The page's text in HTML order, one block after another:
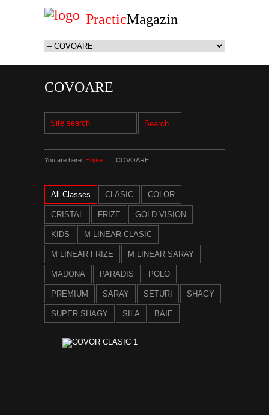
PracticMagazin
COVOARE
You are here: Home COVOARE
All Classes CLASIC COLOR
CRISTAL FRIZE GOLD VISION
KIDS M LINEAR CLASIC
M LINEAR FRIZE M LINEAR SARAY
MADONA PARADIS POLO
PREMIUM SARAY SETURI SHAGY
SUPER SHAGY SILA BAIE